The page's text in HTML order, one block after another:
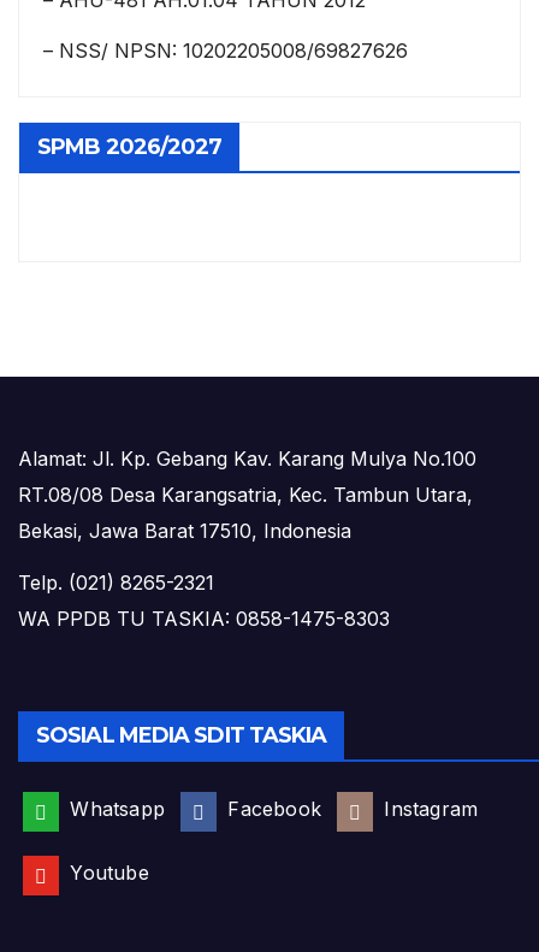
– NSS/ NPSN: 10202205008/69827626
SPMB 2026/2027
Alamat: Jl. Kp. Gebang Kav. Karang Mulya No.100
RT.08/08 Desa Karangsatria, Kec. Tambun Utara,
Bekasi, Jawa Barat 17510, Indonesia
Telp. (021) 8265-2321
WA PPDB TU TASKIA: 0858-1475-8303
SOSIAL MEDIA SDIT TASKIA
Whatsapp Facebook Instagram
Youtube